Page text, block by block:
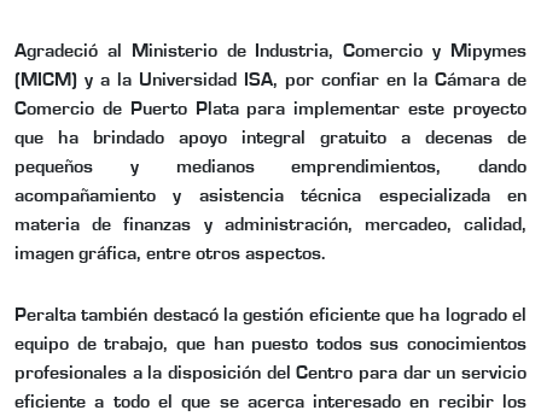
Agradeció al Ministerio de Industria, Comercio y Mipymes
(MICM) y a la Universidad ISA, por confiar en la Cámara de
Comercio de Puerto Plata para implementar este proyecto
que ha brindado apoyo integral gratuito a decenas de
pequeños y medianos emprendimientos, dando
acompañamiento y asistencia técnica especializada en
materia de finanzas y administración, mercadeo, calidad,
imagen gráfica, entre otros aspectos.
Peralta también destacó la gestión eficiente que ha logrado el
equipo de trabajo, que han puesto todos sus conocimientos
profesionales a la disposición del Centro para dar un servicio
eficiente a todo el que se acerca interesado en recibir los